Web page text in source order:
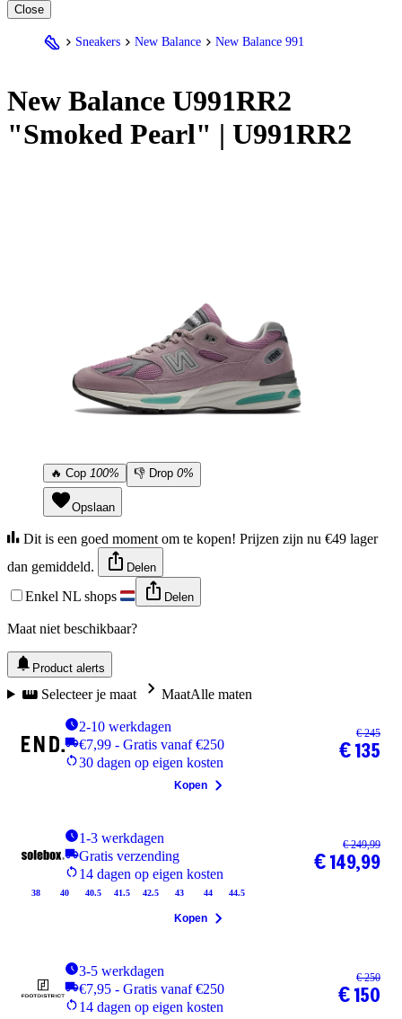
Close
Sneakers New Balance New Balance 991
New Balance U991RR2
"Smoked Pearl" | U991RR2
🔥 Cop 100% 👎 Drop 0%
Opslaan
Dit is een goed moment om te kopen! Prijzen zijn nu €49 lager
dan gemiddeld.
Delen
Enkel NL shops Delen
Maat niet beschikbaar?
Product alerts
Selecteer je maat MaatAlle maten
2-10 werkdagen
€7,99 - Gratis vanaf €250
30 dagen op eigen kosten
€ 245
€ 135
Kopen
1-3 werkdagen
Gratis verzending
14 dagen op eigen kosten
38 40 40.5 41.5 42.5 43 44 44.5
€ 249,99
€ 149,99
Kopen
3-5 werkdagen
€7,95 - Gratis vanaf €250
14 dagen op eigen kosten
€ 250
€ 150